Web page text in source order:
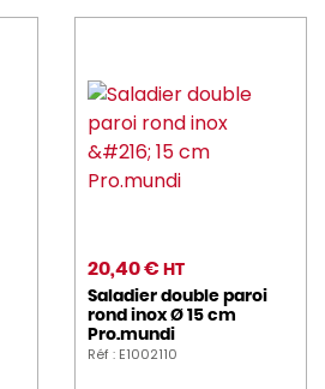
20,40 € HT
Saladier double paroi
rond inox Ø 15 cm
Pro.mundi
Réf : E1002110